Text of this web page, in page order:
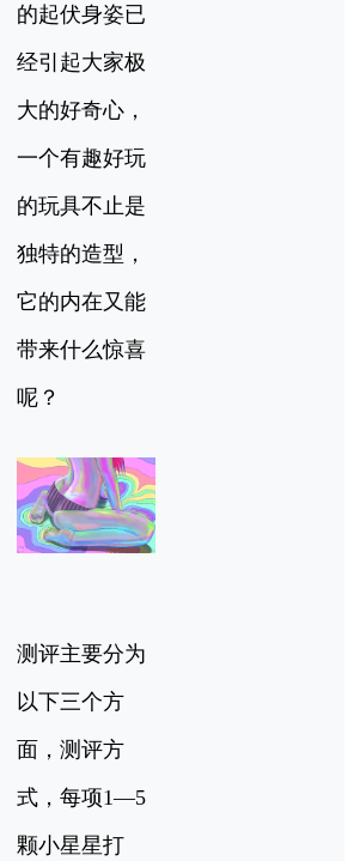
的起伏身姿已
经引起大家极
大的好奇心，
一个有趣好玩
的玩具不止是
独特的造型，
它的内在又能
带来什么惊喜
呢？
测评主要分为
以下三个方
面，测评方
式，每项1—5
颗小星星打